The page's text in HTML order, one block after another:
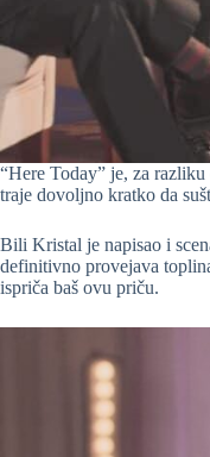
“Here Today” je, za
traje dovoljno kratko da
Bili Kristal je napisao i
definitivno provejava
ispriča baš ovu priču.